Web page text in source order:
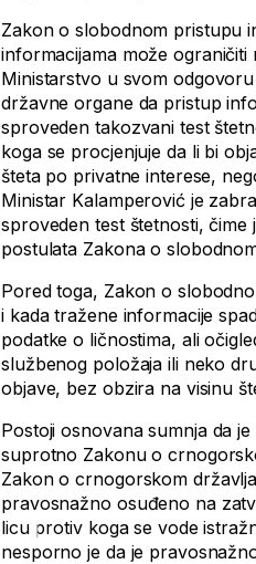
Zakon o slobodnom pristupu
informacijama može
Ministarstvo u svom
državne organe da pristup
sproveden takozvani test
koga se procjenjuje da li bi
šteta po privatne interese,
Ministar Kalamperović je
sproveden test štetnosti,
postulata Zakona o
Pored toga, Zakon o
i kada tražene informacije
podatke o ličnostima, ali
službenog položaja ili neko
objave, bez obzira na visinu
Postoji osnovana sumnja da
suprotno Zakonu o
Zakon o crnogorskom
pravosnažno osuđeno na
licu protiv koga se vode
nesporno je da je